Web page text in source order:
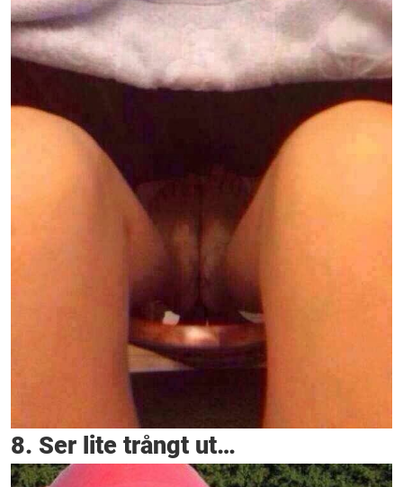
8. Ser lite trångt ut…